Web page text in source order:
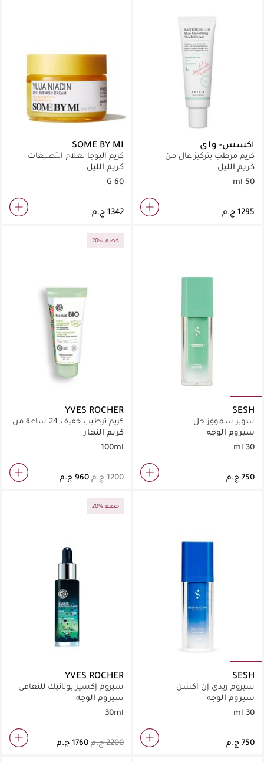
اكسس- واي
كريم مرطب بتركيز عالٍ من
البانثينول لتقوية حاجز البشرة
وتنعيمها.
كريم الليل
50 ml
SOME BY MI
كريم اليوجا لعلاج التصبغات
وتفتيح البقع الداكنة بفاعلية.
كريم الليل
60 G
SESH
سوبر سمووز جل
سيروم الوجه
30 ml
20% خصم
YVES ROCHER
كريم ترطيب خفيف 24 ساعة من
فاميلي بيو في أنبوب
كريم النهار
100ml
SESH
سيروم ريدى إن اكشن
سيروم الوجه
30 ml
20% خصم
YVES ROCHER
سيروم إكسير بوتانيك للتعافي
الليلي
سيروم الوجه
30ml